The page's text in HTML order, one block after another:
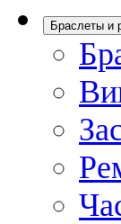
Браслеты и